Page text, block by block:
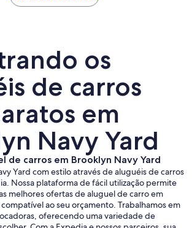
os
de carros
em
Navy Yard
de carros em Brooklyn Navy Yard
Yard com estilo através de aluguéis de carros
Nossa plataforma de fácil utilização permite
melhores ofertas de aluguel de carro em
ao seu orçamento. Trabalhamos em
oferecendo uma variedade de